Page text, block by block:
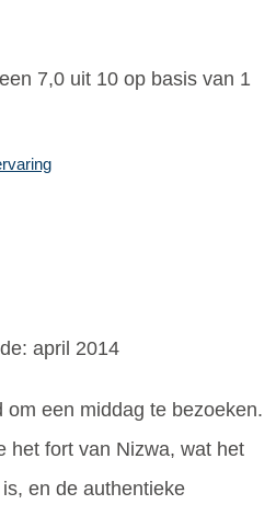
7,0 uit 10 op basis van 1
april 2014
om een middag te bezoeken.
het fort van Nizwa, wat het
en de authentieke